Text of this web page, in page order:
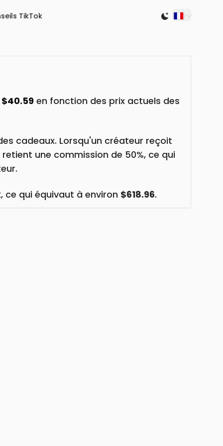
TikTok Switch to
$40.59 en fonction des prix actuels des
cadeaux. Lorsqu'un créateur reçoit
une commission de 50%, ce qui
, ce qui équivaut à environ $618.96.